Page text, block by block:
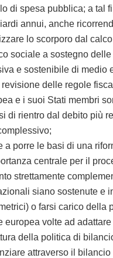
di spesa pubblica; a
annui, anche
lo scorporo dal
sociale a sostegno
e sostenibile di medio
delle regole
e i suoi Stati membri
di rientro dal debito più
a porre le basi di una
centrale per il
strettamente
siano sostenute e
o farsi carico della
europea volte ad
della politica di
attraverso il